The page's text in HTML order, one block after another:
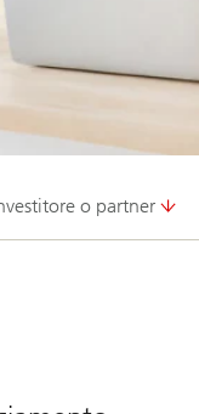
o partner